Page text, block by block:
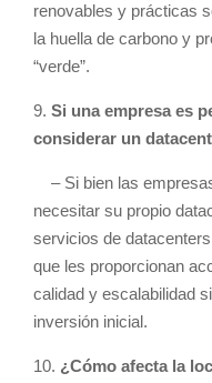
renovables y prácticas
la huella de carbono y
“verde”.
9. Si una empresa es
considerar un
– Si bien las
necesitar su propio
servicios de
que les proporcionan
calidad y escalabilidad
inversión inicial.
10. ¿Cómo afecta la